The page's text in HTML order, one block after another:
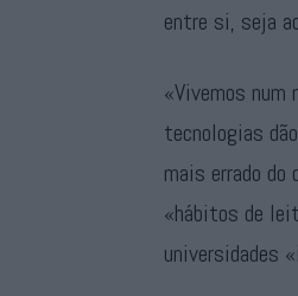
entre si, seja
«Vivemos num
tecnologias
mais errado do
«hábitos de
universidades